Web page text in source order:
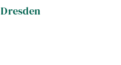
Dresden